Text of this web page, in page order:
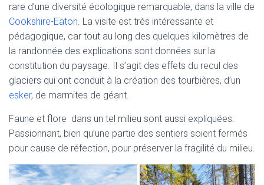
rare d’une diversité écologique remarquable, dans la ville de
Cookshire-Eaton . La visite est très intéressante et
pédagogique, car tout au long des quelques kilomètres de
la randonnée des explications sont données sur la
constitution du paysage. Il s’agit des effets du recul des
glaciers qui ont conduit à la création des tourbières, d’un
esker, de marmites de géant.
Faune et flore dans un tel milieu sont aussi expliquées.
Passionnant, bien qu’une partie des sentiers soient fermés
pour cause de réfection, pour préserver la fragilité du milieu.